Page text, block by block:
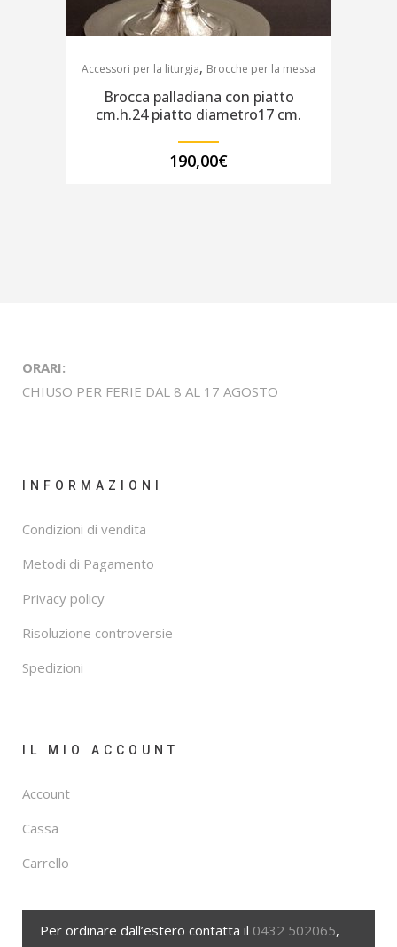
Accessori per la liturgia, Brocche per la messa
Brocca palladiana con piatto
cm.h.24 piatto diametro17 cm.
190,00€
ORARI:
CHIUSO PER FERIE DAL 8 AL 17 AGOSTO
INFORMAZIONI
Condizioni di vendita
Metodi di Pagamento
Privacy policy
Risoluzione controversie
Spedizioni
IL MIO ACCOUNT
Account
Cassa
Carrello
Per ordinare dall’estero contatta il 0432 502065,